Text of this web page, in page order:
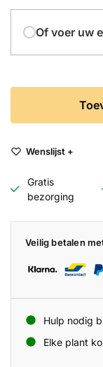
Of voer uw
Wenslijst +
Gratis
bezorging
Veilig betalen
Hulp nodig
Elke plant